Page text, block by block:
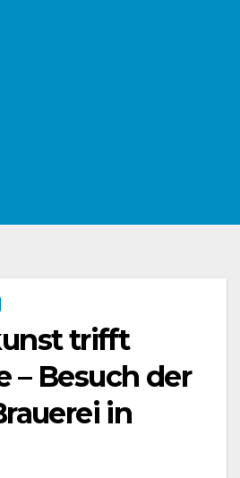
trifft
– Besuch der
in